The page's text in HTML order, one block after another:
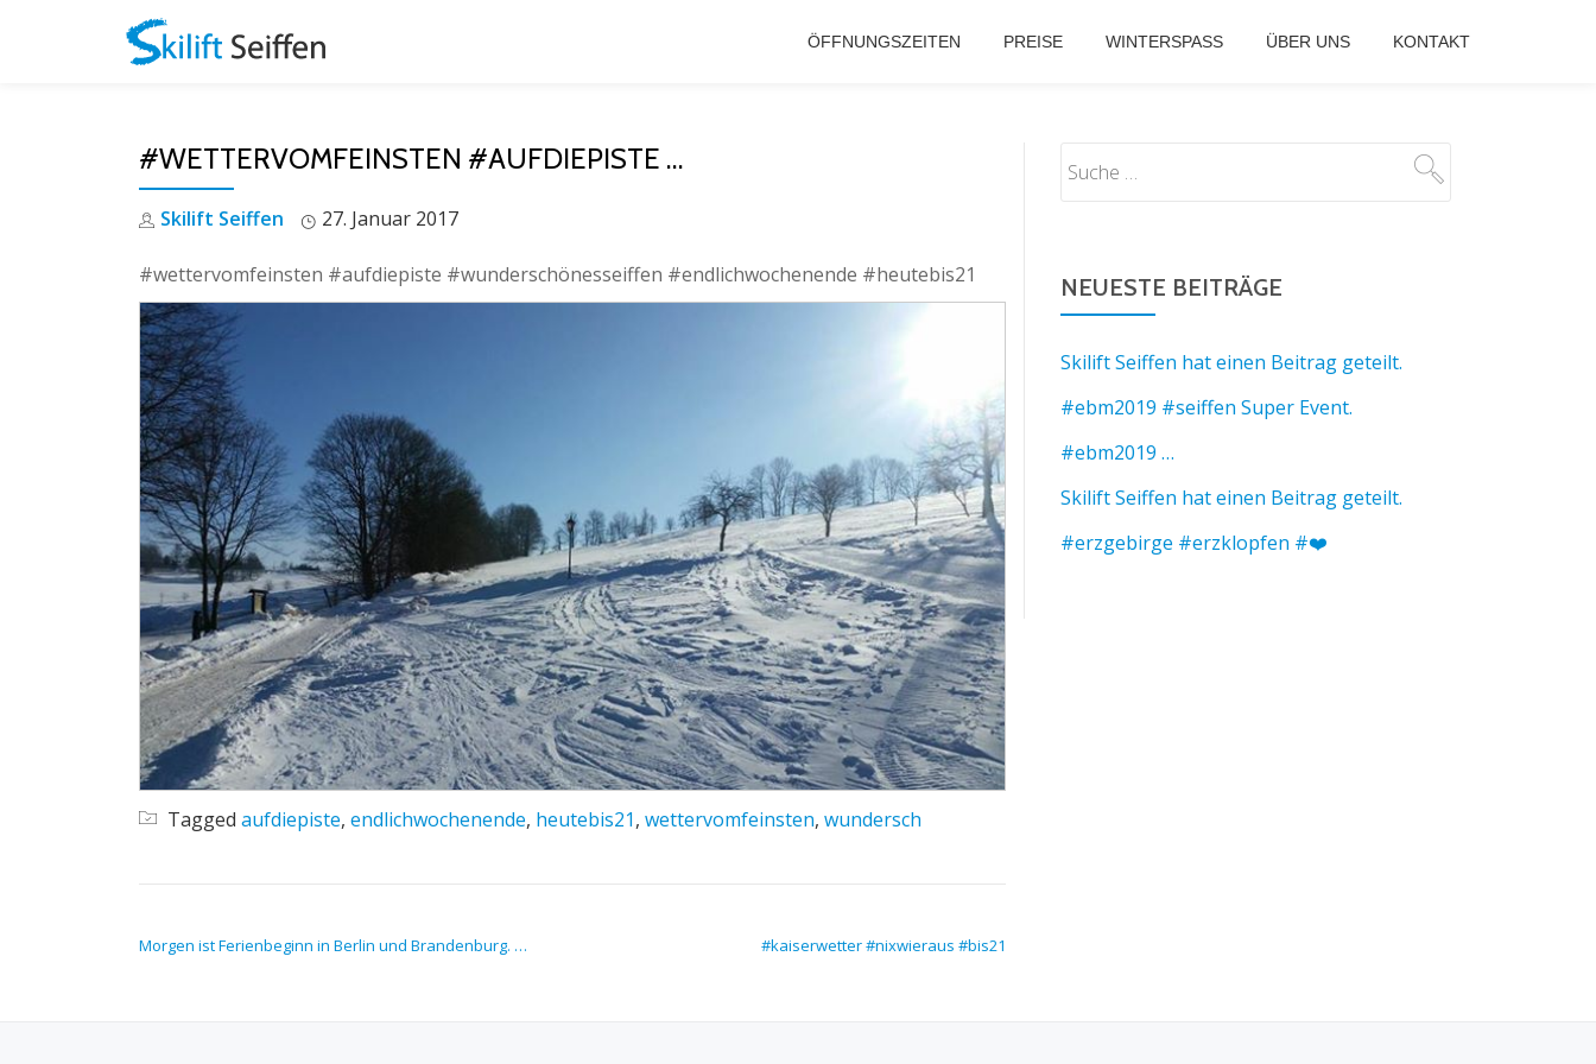
ÖFFNUNGSZEITEN PREISE WINTERSPASS ÜBER UNS KONTAKT
#WETTERVOMFEINSTEN #AUFDIEPISTE …
Skilift Seiffen 27. Januar 2017
#wettervomfeinsten #aufdiepiste #wunderschönesseiffen #endlichwochenende #heutebis21
Tagged aufdiepiste, endlichwochenende, heutebis21, wettervomfeinsten, wundersch
Morgen ist Ferienbeginn in Berlin und Brandenburg. … #kaiserwetter #nixwieraus #bis21
NEUESTE BEITRÄGE
Skilift Seiffen hat einen Beitrag geteilt.
#ebm2019 #seiffen Super Event.
#ebm2019 …
Skilift Seiffen hat einen Beitrag geteilt.
#erzgebirge #erzklopfen #❤️